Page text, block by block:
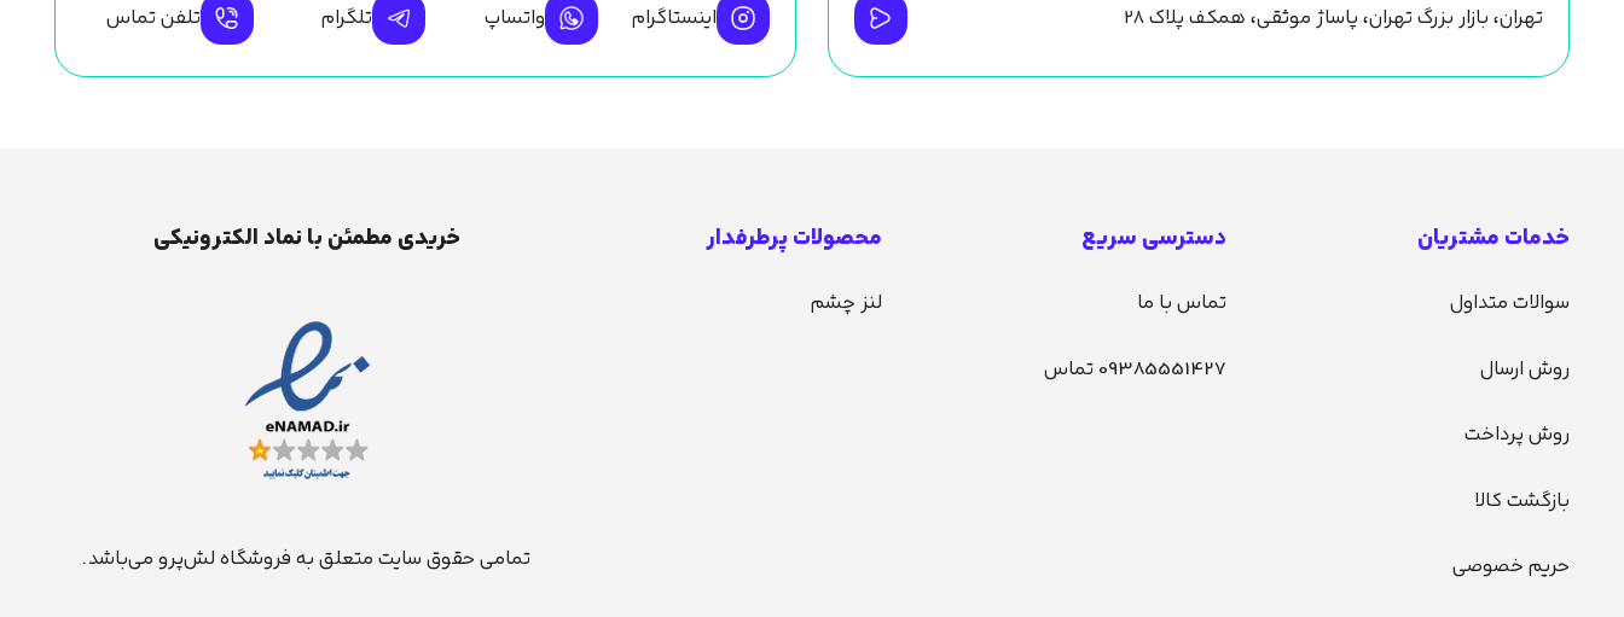
تهران، بازار بزرگ تهران، پاساژ موثقی، همکف پلاک ۲۸ اینستاگرام واتساپ تلگرام تلفن تماس
خدمات مشتریان
سوالات متداول
روش ارسال
روش پرداخت
بازگشت کالا
حریم خصوصی
دسترسی سریع
تماس با ما
09385551427 تماس
محصولات پرطرفدار
لنز چشم
خریدی مطمئن با نماد الکترونیکی
تمامی حقوق سایت متعلق به فروشگاه لش‌پرو می‌باشد.